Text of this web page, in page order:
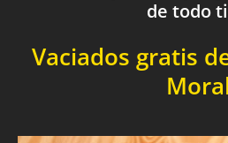
de todo
Vaciados gratis